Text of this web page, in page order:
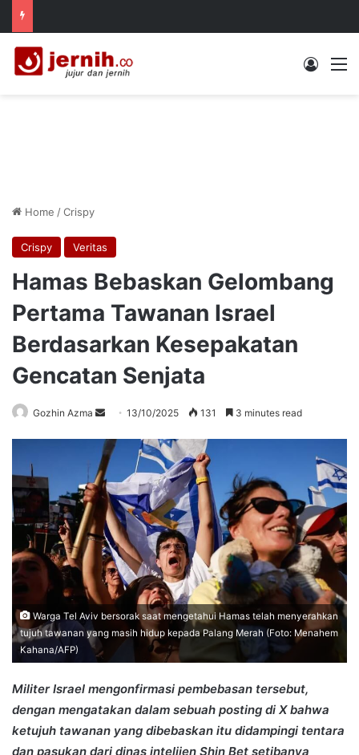
Log In
Home /Crispy
Crispy Veritas
Hamas Bebaskan Gelombang
Pertama Tawanan Israel
Berdasarkan Kesepakatan
Gencatan Senjata
Gozhin Azma
Send
email
13/10/2025 131 3 minutes read
Warga Tel Aviv bersorak saat mengetahui Hamas telah menyerahkan
tujuh tawanan yang masih hidup kepada Palang Merah (Foto: Menahem
Kahana/AFP)
Militer Israel mengonfirmasi pembebasan tersebut,
dengan mengatakan dalam sebuah posting di X bahwa
ketujuh tawanan yang dibebaskan itu didampingi tentara
dan pasukan dari dinas intelijen Shin Bet setibanya